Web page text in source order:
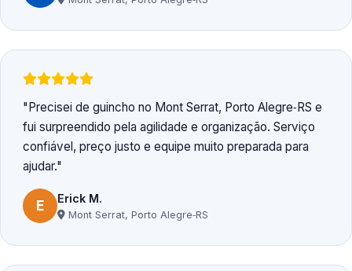
Precisei de guincho no Mont Serrat, Porto Alegre‑RS e
fui surpreendido pela agilidade e organização. Serviço
confiável, preço justo e equipe muito preparada para
ajudar.
E Erick M.
Mont Serrat, Porto Alegre‑RS